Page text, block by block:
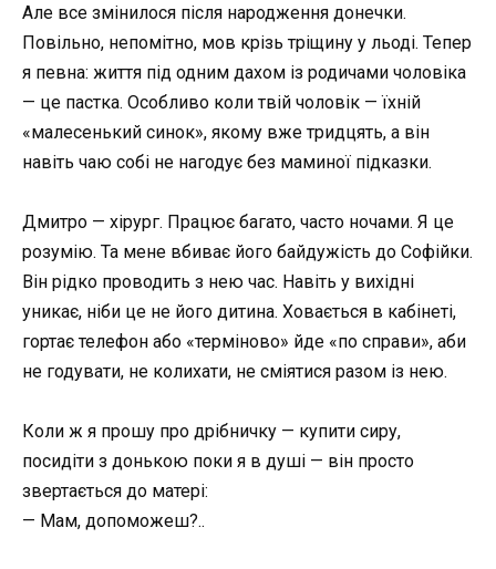
Але все змінилося після народження донечки.
Повільно, непомітно, мов крізь тріщину у льоді. Тепер
я певна: життя під одним дахом із родичами чоловіка
— це пастка. Особливо коли твій чоловік — їхній
«малесенький синок», якому вже тридцять, а він
навіть чаю собі не нагодує без маминої підказки.
Дмитро — хірург. Працює багато, часто ночами. Я це
розумію. Та мене вбиває його байдужість до Софійки.
Він рідко проводить з нею час. Навіть у вихідні
уникає, ніби це не його дитина. Ховається в кабінеті,
гортає телефон або «терміново» йде «по справи», аби
не годувати, не колихати, не сміятися разом із нею.
Коли ж я прошу про дрібничку — купити сиру,
посидіти з донькою поки я в душі — він просто
звертається до матері:
— Мам, допоможеш?..